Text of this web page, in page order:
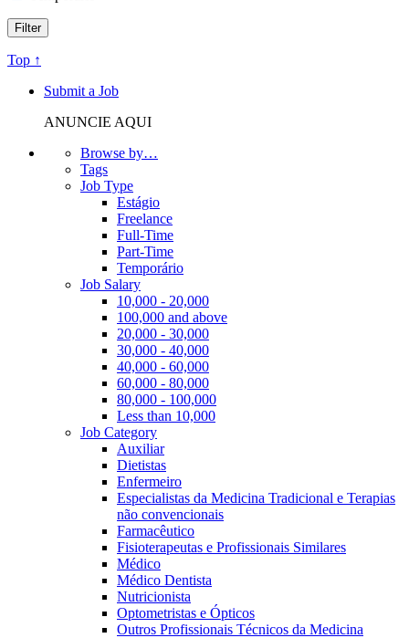
Top ↑
Submit a Job
ANUNCIE AQUI
Browse by…
Tags
Job Type
Estágio
Freelance
Full-Time
Part-Time
Temporário
Job Salary
10,000 - 20,000
100,000 and above
20,000 - 30,000
30,000 - 40,000
40,000 - 60,000
60,000 - 80,000
80,000 - 100,000
Less than 10,000
Job Category
Auxiliar
Dietistas
Enfermeiro
Especialistas da Medicina Tradicional e Terapias
não convencionais
Farmacêutico
Fisioterapeutas e Profissionais Similares
Médico
Médico Dentista
Nutricionista
Optometristas e Ópticos
Outros Profissionais Técnicos da Medicina